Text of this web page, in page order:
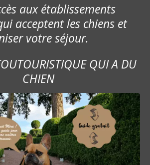
aux établissements
acceptent les chiens et
votre séjour.
QUI A DU
CHIEN